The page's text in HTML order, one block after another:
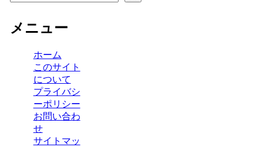
メニュー
ホーム
このサイト
について
プライバシ
ーポリシー
お問い合わ
せ
サイトマッ